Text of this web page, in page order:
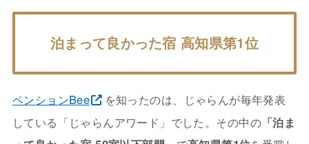
泊まって良かった宿 高知県第1位
ペンションBee
を知ったのは、じゃらんが毎年発表
している「じゃらんアワード」でした。その中の「泊ま